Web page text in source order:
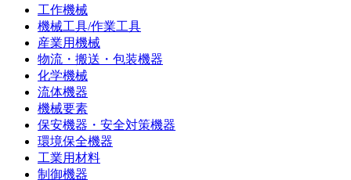
工作機械
機械工具/作業工具
産業用機械
物流・搬送・包装機器
化学機械
流体機器
機械要素
保安機器・安全対策機器
環境保全機器
工業用材料
制御機器